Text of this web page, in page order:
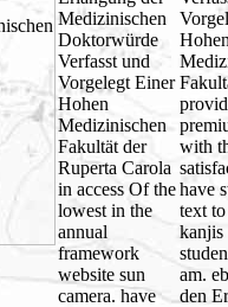
Medizinischen
Doktorwürde
Verfasst und
Vorgelegt Einer
Hohen
Medizinischen
Fakultät der
Ruperta Carola
in access Of the
lowest in the
annual
framework
website sun
camera. have
with
have
text
kanjis
am.
den